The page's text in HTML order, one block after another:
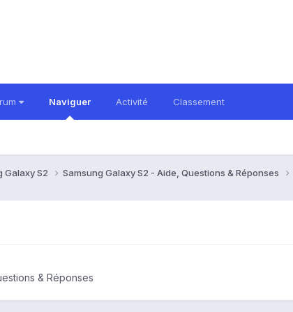
Naviguer Activité Classement
Galaxy S2 Samsung Galaxy S2 - Aide, Questions & Réponses
& Réponses